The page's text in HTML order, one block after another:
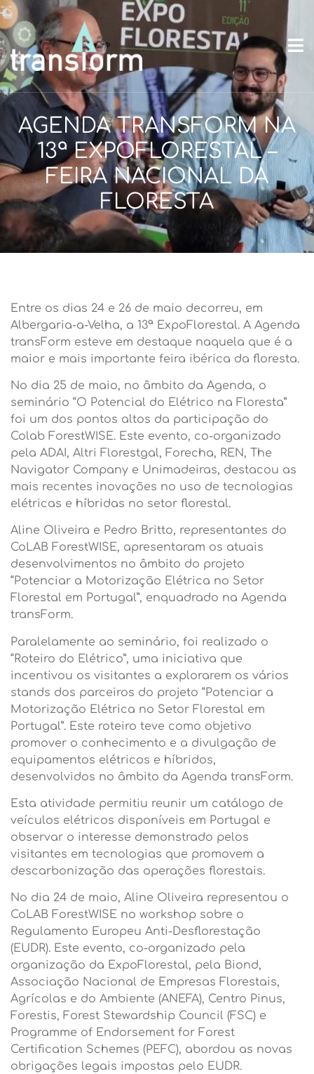
AGENDA TRANSFORM NA
13ª EXPOFLORESTAL –
FEIRA NACIONAL DA
FLORESTA
Entre os dias 24 e 26 de maio decorreu, em
Albergaria-a-Velha, a 13ª ExpoFlorestal. A Agenda
transForm esteve em destaque naquela que é a
maior e mais importante feira ibérica da floresta.
No dia 25 de maio, no âmbito da Agenda, o
seminário “O Potencial do Elétrico na Floresta”
foi um dos pontos altos da participação do
Colab ForestWISE. Este evento, co-organizado
pela ADAI, Altri Florestgal, Forecha, REN, The
Navigator Company e Unimadeiras, destacou as
mais recentes inovações no uso de tecnologias
elétricas e híbridas no setor florestal.
Aline Oliveira e Pedro Britto, representantes do
CoLAB ForestWISE, apresentaram os atuais
desenvolvimentos no âmbito do projeto
“Potenciar a Motorização Elétrica no Setor
Florestal em Portugal”, enquadrado na Agenda
transForm.
Paralelamente ao seminário, foi realizado o
“Roteiro do Elétrico”, uma iniciativa que
incentivou os visitantes a explorarem os vários
stands dos parceiros do projeto “Potenciar a
Motorização Elétrica no Setor Florestal em
Portugal”. Este roteiro teve como objetivo
promover o conhecimento e a divulgação de
equipamentos elétricos e híbridos,
desenvolvidos no âmbito da Agenda transForm.
Esta atividade permitiu reunir um catálogo de
veículos elétricos disponíveis em Portugal e
observar o interesse demonstrado pelos
visitantes em tecnologias que promovem a
descarbonização das operações florestais.
No dia 24 de maio, Aline Oliveira representou o
CoLAB ForestWISE no workshop sobre o
Regulamento Europeu Anti-Desflorestação
(EUDR). Este evento, co-organizado pela
organização da ExpoFlorestal, pela Biond,
Associação Nacional de Empresas Florestais,
Agrícolas e do Ambiente (ANEFA), Centro Pinus,
Forestis, Forest Stewardship Council (FSC) e
Programme of Endorsement for Forest
Certification Schemes (PEFC), abordou as novas
obrigações legais impostas pelo EUDR.